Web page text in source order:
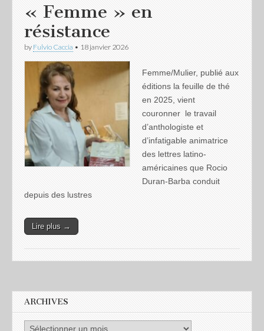
« Femme » en
résistance
by Fulvio Caccia • 18 janvier 2026
Femme/Mulier, publié aux
éditions la feuille de thé
en 2025, vient
couronner le travail
d’anthologiste et
d’infatigable animatrice
des lettres latino-
américaines que Rocio
Duran-Barba conduit
depuis des lustres
Lire plus →
ARCHIVES